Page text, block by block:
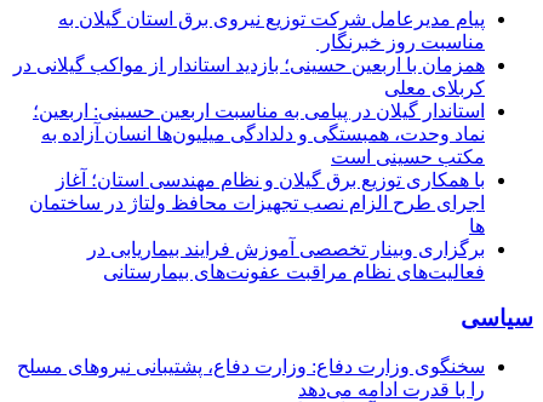
پیام مدیرعامل شركت توزیع نیروی برق استان گیلان به
مناسبت روز خبرنگار ‌
همزمان با اربعین حسینی؛ بازدید استاندار از مواکب گیلانی در
کربلای معلی
استاندار گیلان در پیامی به مناسبت اربعین حسینی: اربعین؛
نماد وحدت، همبستگی و دلدادگی میلیون‌ها انسان آزاده به
مکتب حسینی است
با همکاری توزیع برق گیلان و نظام مهندسی استان؛ آغاز
اجرای طرح الزام نصب تجهیزات محافظ ولتاژ در ساختمان
ها
برگزاری وبینار تخصصی آموزش فرایند بیماریابی در
فعالیت‌های نظام مراقبت عفونت‌های بیمارستانی
سیاسی
سخنگوی وزارت دفاع: وزارت دفاع، پشتیبانی نیرو‌های مسلح
را با قدرت ادامه می‌دهد